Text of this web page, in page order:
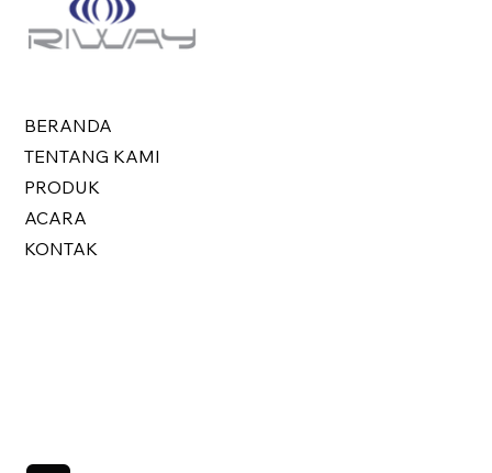
BERANDA
TENTANG KAMI
PRODUK
ACARA
KONTAK